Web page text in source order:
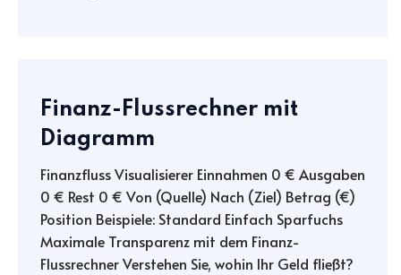
Finanz-Flussrechner mit
Diagramm
Finanzfluss Visualisierer Einnahmen 0 € Ausgaben
0 € Rest 0 € Von (Quelle) Nach (Ziel) Betrag (€)
Position Beispiele: Standard Einfach Sparfuchs
Maximale Transparenz mit dem Finanz-
Flussrechner Verstehen Sie, wohin Ihr Geld fließt?